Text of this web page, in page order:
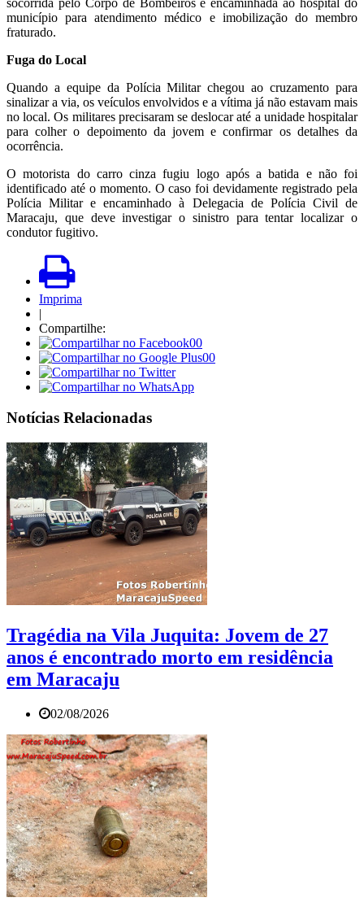
município para atendimento médico e imobilização do membro
fraturado.
Fuga do Local
Quando a equipe da Polícia Militar chegou ao cruzamento para
sinalizar a via, os veículos envolvidos e a vítima já não estavam mais
no local. Os militares precisaram se deslocar até a unidade hospitalar
para colher o depoimento da jovem e confirmar os detalhes da
ocorrência.
O motorista do carro cinza fugiu logo após a batida e não foi
identificado até o momento. O caso foi devidamente registrado pela
Polícia Militar e encaminhado à Delegacia de Polícia Civil de
Maracaju, que deve investigar o sinistro para tentar localizar o
condutor fugitivo.
Imprima
|
Compartilhe:
00
00
Notícias Relacionadas
Tragédia na Vila Juquita: Jovem de 27
anos é encontrado morto em residência
em Maracaju
02/08/2026